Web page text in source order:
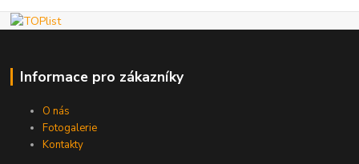
Informace pro zákazníky
O nás
Fotogalerie
Kontakty